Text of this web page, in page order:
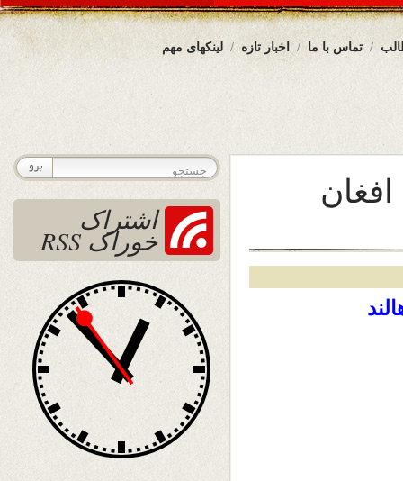
لینکهای مهم اخبار تازه تماس با ما
اشتراک
خوراک RSS